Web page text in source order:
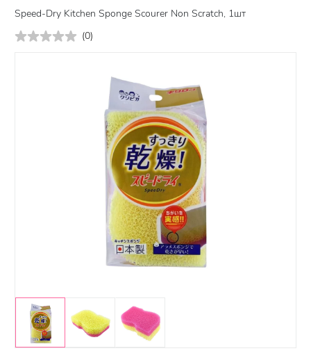
Speed-Dry Kitchen Sponge Scourer Non Scratch, 1шт
(0)